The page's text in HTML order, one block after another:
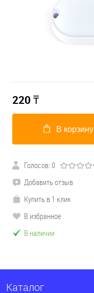
220 ₸
В корзину
Голосов: 0
Добавить отзыв
Купить в 1 клик
В избранное
В наличии
Каталог